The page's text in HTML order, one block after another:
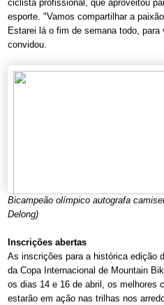
ciclista profissional, que aproveitou
esporte. "Vamos compartilhar a
Estarei lá o fim de semana todo,
convidou.
Bicampeão olímpico autografa
Delong)
Inscrições abertas
As inscrições para a histórica edição
da Copa Internacional de Mountain
os dias 14 e 16 de abril, os melhores
estarão em ação nas trilhas nos